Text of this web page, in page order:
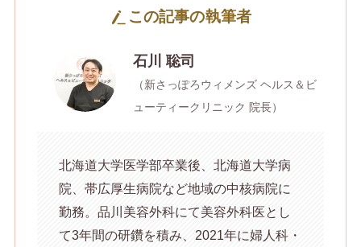
この記事の執筆者
石川 聡司
（新さっぽろウィメンズ ヘルス＆ビ
ューティークリニック 院長）
北海道大学医学部卒業後、北海道大学病
院、帯広厚生病院など地域の中核病院に
勤務。品川美容外科にて美容外科医とし
て3年間の研鑽を積み、2021年に婦人科・